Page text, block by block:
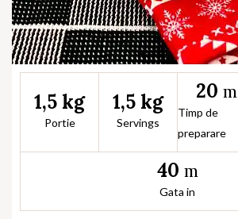
1,5 kg
Portie
1,5 kg
Servings
20 m
Timp de
preparare
40 m
Gata in